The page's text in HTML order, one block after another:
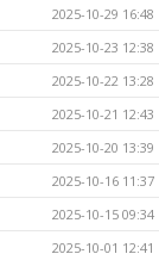
2025-10-29 16:48
2025-10-23 12:38
2025-10-22 13:28
2025-10-21 12:43
2025-10-20 13:39
2025-10-16 11:37
2025-10-15 09:34
2025-10-01 12:41